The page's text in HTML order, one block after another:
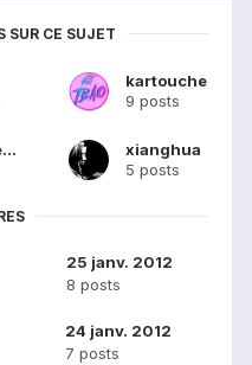
SUR CE SUJET
kartouche
9 posts
mamadeus
xianghua
5 posts
25 janv. 2012
8 posts
24 janv. 2012
7 posts